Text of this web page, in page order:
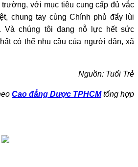
với mục tiêu cung cấp đủ vắc
chung tay cùng Chính phủ đẩy lùi
Và chúng tôi đang nỗ lực hết sức
có thể nhu cầu của người dân, xã
Nguồn: Tuổi Trẻ
Cao đẳng Dược TPHCMtổng hợp